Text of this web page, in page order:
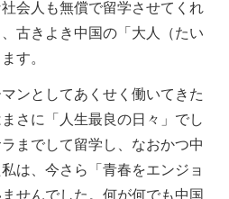
会人も無償で留学させてくれ
古きよき中国の「大人（たい
す。
ンとしてあくせく働いてきた
さに「人生最良の日々」でし
までして留学し、なおかつ中
は、今さら「青春をエンジョ
せんでした。何が何でも中国